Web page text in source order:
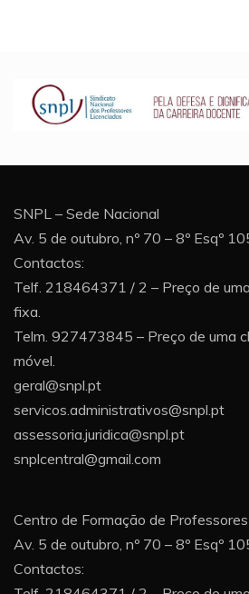
SNPL – Sede Nacional
Av. 5 de outubro, nº 70 – 8º Esqº
Contactos:
Telf. 218464371 / 2 – Preço de
fixa.
Telm. 927473845 – Preço de uma
móvel.
geral@snpl.pt
servicos.administrativos@snpl.pt
assessoria.juridica@snpl.pt
snplcentral@gmail.com
Centro de Formação de
Av. 5 de outubro, nº 70 – 8º Esqº
Contactos: